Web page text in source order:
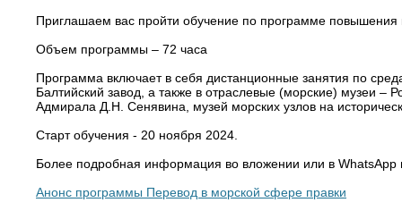
Приглашаем вас пройти обучение по программе
Объем программы – 72 часа
Программа включает в себя дистанционные занятия по
Балтийский завод, а также в отраслевые (морские) музеи –
Адмирала Д.Н. Сенявина, музей морских узлов на
Старт обучения - 20 ноября 2024.
Более подробная информация во вложении или в
Анонс программы Перевод в морской сфере правки